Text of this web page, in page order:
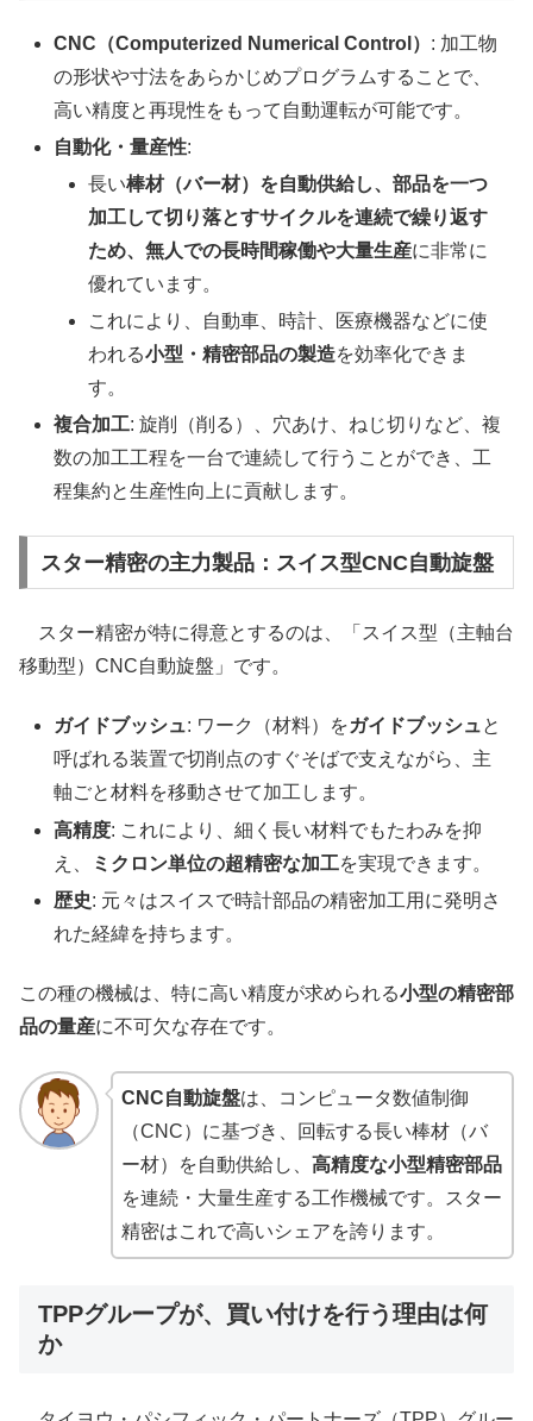
CNC（Computerized Numerical Control） : 加工物
の形状や寸法をあらかじめプログラムすることで、
高い精度と再現性をもって自動運転が可能です。
自動化・量産性:
長い棒材（バー材）を自動供給し、部品を一つ
加工して切り落とすサイクルを連続で繰り返す
ため、無人での長時間稼働や大量生産に非常に
優れています。
これにより、自動車、時計、医療機器などに使
われる小型・精密部品の製造を効率化できま
す。
複合加工: 旋削（削る）、穴あけ、ねじ切りなど、複
数の加工工程を一台で連続して行うことができ、工
程集約と生産性向上に貢献します。
スター精密の主力製品：スイス型CNC自動旋盤
スター精密が特に得意とするのは、「スイス型（主軸台
移動型）CNC自動旋盤」です。
ガイドブッシュ: ワーク（材料）をガイドブッシュと
呼ばれる装置で切削点のすぐそばで支えながら、主
軸ごと材料を移動させて加工します。
高精度: これにより、細く長い材料でもたわみを抑
え、
ミクロン単位の超精密な加工を実現できます。
歴史: 元々はスイスで時計部品の精密加工用に発明さ
れた経緯を持ちます。
この種の機械は、特に高い精度が求められる小型の精密部
品の量産に不可欠な存在です。
CNC自動旋盤は、コンピュータ数値制御
（CNC）に基づき、回転する長い棒材（バ
ー材）を自動供給し、 高精度な小型精密部品
を連続・大量生産する工作機械です。スター
精密はこれで高いシェアを誇ります。
TPPグループが、買い付けを行う理由は何
か